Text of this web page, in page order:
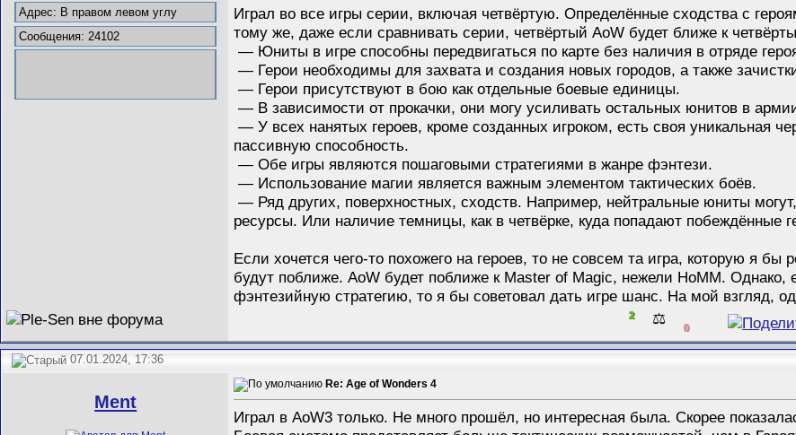
Адрес: В правом левом углу
Сообщения: 24102
Играл во все игры серии, включая четвёртую. Определённые сходства с
тому же, даже если сравнивать серии, четвёртый AoW будет ближе к
— Юниты в игре способны передвигаться по карте без наличия в отряде
— Герои необходимы для захвата и создания новых городов, а также
— Герои присутствуют в бою как отдельные боевые единицы.
— В зависимости от прокачки, они могу усиливать остальных юнитов в
— У всех нанятых героев, кроме созданных игроком, есть своя уникальная
пассивную способность.
— Обе игры являются пошаговыми стратегиями в жанре фэнтези.
— Использование магии является важным элементом тактических боёв.
— Ряд других, поверхностных, сходств. Например, нейтральные юниты
ресурсы. Или наличие темницы, как в четвёрке, куда попадают побеждённые
Если хочется чего-то похожего на героев, то не совсем та игра, которую я
будут поближе. AoW будет поближе к Master of Magic, нежели HoMM. Однако,
фэнтезийную стратегию, то я бы советовал дать игре шанс. На мой взгляд,
2 ⚖️ 0
07.01.2024, 17:36
Ment
Re: Age of Wonders 4
Играл в AoW3 только. Не много прошёл, но интересная была. Скорее